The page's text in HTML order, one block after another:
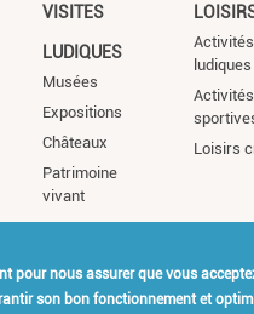
VISITES
LUDIQUES
Musées
Expositions
Châteaux
Patrimoine
vivant
Activités
ludiques
Activités
Loisirs
Qui est Kidiklik ?
pour nous assurer que vous
son bon fonctionnement et